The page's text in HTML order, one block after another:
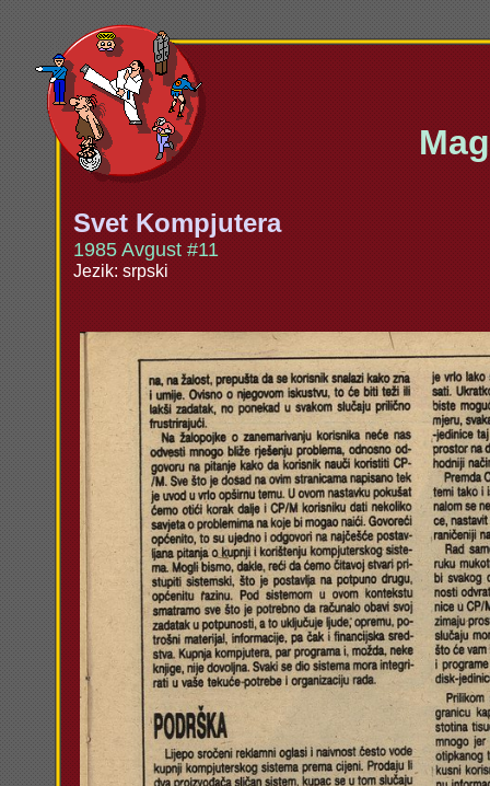
Svet Kompjutera
1985 Avgust #11
Jezik: srpski